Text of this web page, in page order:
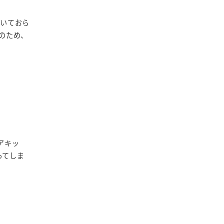
ておら
め、
キッ
しま